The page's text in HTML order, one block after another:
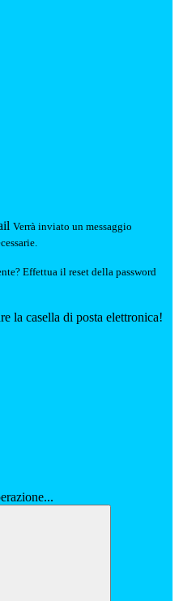
Verrà inviato un messaggio
Effettua il reset della password
la casella di posta elettronica!